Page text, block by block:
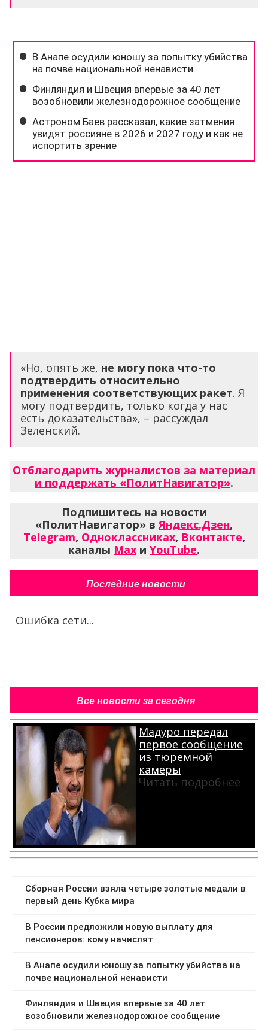
«Но, опять же, не могу пока что-то
подтвердить относительно
применения соответствующих ракет. Я
могу подтвердить, только когда у нас
есть доказательства», – рассуждал
Зеленский.
Отблагодарить журналистов за материал
и поддержать «ПолитНавигатор».
Подпишитесь на новости
«ПолитНавигатор» вЯндекс.Дзен,
Telegram, Одноклассниках, Вконтакте,
каналы Max и YouTube.
Последние новости
Ошибка сети...
Все новости за сегодня
Мадуро передал
первое сообщение
из тюремной
камеры
Читать подробнее